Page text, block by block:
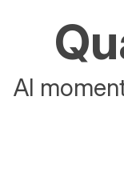
Al